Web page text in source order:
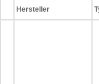
Hersteller